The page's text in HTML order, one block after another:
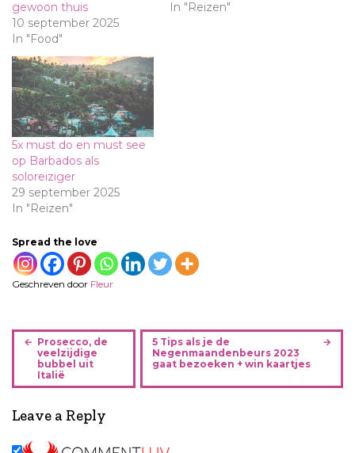
gewoon thuis
10 september 2025
In "Food"
In "Reizen"
5x must do en must see
op Barbados als
soloreiziger
29 september 2025
In "Reizen"
Spread the love
Geschreven door Fleur
B
i
c
h
t
Prosecco, de
veelzijdige
bubbel uit
Italië
5 Tips als je de
Negenmaandenbeurs 2023
gaat bezoeken + win kaartjes
Leave a Reply